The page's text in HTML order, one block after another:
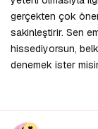
gerçekten çok
sakinleştirir. Sen
hissediyorsun,
denemek ister